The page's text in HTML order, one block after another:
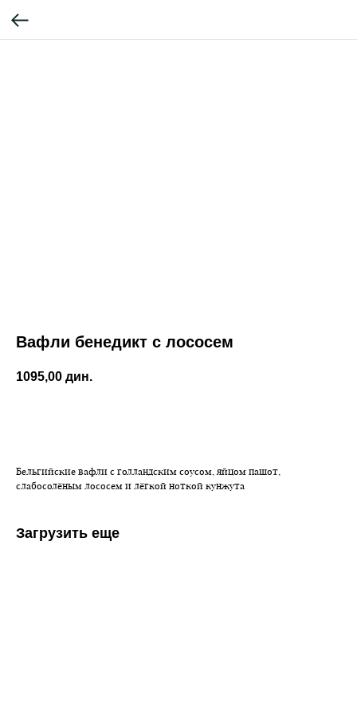
Вафли бенедикт с лососем
1095,00 дин.
Бельгийские вафли с голландским соусом, яйцом пашот,
слабосолёным лососем и лёгкой ноткой кунжута
Загрузить еще